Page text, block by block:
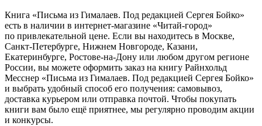
Книга «Письма из Гималаев. Под редакцией Сергея Бойко»
есть в наличии в интернет-магазине «Читай-город»
по привлекательной цене. Если вы находитесь в Москве,
Санкт-Петербурге, Нижнем Новгороде, Казани,
Екатеринбурге, Ростове-на-Дону или любом другом регионе
России, вы можете оформить заказ на книгу Райнхольд
Месснер «Письма из Гималаев. Под редакцией Сергея Бойко»
и выбрать удобный способ его получения: самовывоз,
доставка курьером или отправка почтой. Чтобы покупать
книги вам было ещё приятнее, мы регулярно проводим акции
и конкурсы.